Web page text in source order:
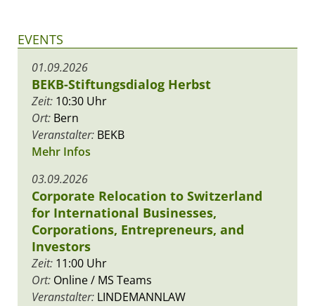
EVENTS
01.09.2026
BEKB-Stiftungsdialog Herbst
Zeit: 10:30 Uhr
Ort: Bern
Veranstalter: BEKB
Mehr Infos
03.09.2026
Corporate Relocation to Switzerland
for International Businesses,
Corporations, Entrepreneurs, and
Investors
Zeit: 11:00 Uhr
Ort: Online / MS Teams
Veranstalter: LINDEMANNLAW